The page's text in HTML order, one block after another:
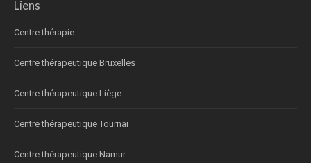
Liens
Centre thérapie
Centre thérapeutique Bruxelles
Centre thérapeutique Liège
Centre thérapeutique Tournai
Centre thérapeutique Namur